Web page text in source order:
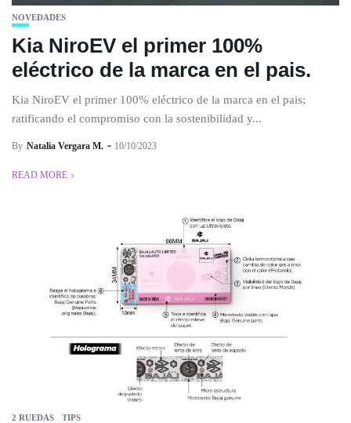
NOVEDADES
Kia NiroEV el primer 100%
eléctrico de la marca en el pais.
Kia NiroEV el primer 100% eléctrico de la marca en el pais;
ratificando el compromiso con la sostenibilidad y...
By Natalia Vergara M. 10/10/2023
READ MORE
2 RUEDAS TIPS